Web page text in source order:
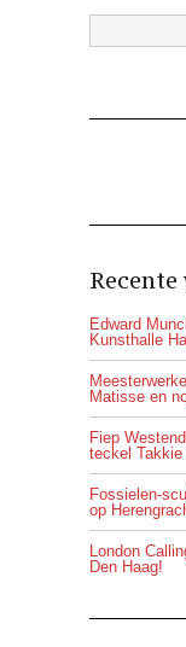
Edward
Kunsthalle
Matisse en
Fiep
teckel
Fossielen-
op
London
Den Haag!